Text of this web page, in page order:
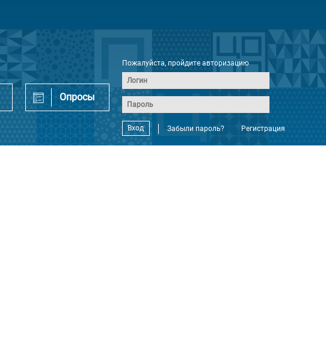
Опросы
Пожалуйста, пройдите авторизацию
Вход Забыли пароль? Регистрация